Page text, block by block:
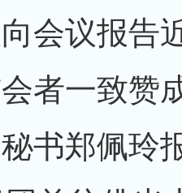
会议报告
者一致赞
秘书郑佩玲